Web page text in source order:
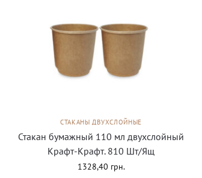
СТАКАНЫ ДВУХСЛОЙНЫЕ
Стакан бумажный 110 мл двухслойный
Крафт-Крафт. 810 Шт/Ящ
1328,40 грн.